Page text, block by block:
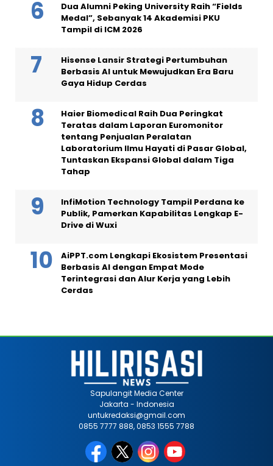
Dua Alumni Peking University Raih “Fields
Medal”, Sebanyak 14 Akademisi PKU
Tampil di ICM 2026
Hisense Lansir Strategi Pertumbuhan
Berbasis AI untuk Mewujudkan Era Baru
Gaya Hidup Cerdas
Haier Biomedical Raih Dua Peringkat
Teratas dalam Laporan Euromonitor
tentang Penjualan Peralatan
Laboratorium Ilmu Hayati di Pasar Global,
Tuntaskan Ekspansi Global dalam Tiga
Tahap
InfiMotion Technology Tampil Perdana ke
Publik, Pamerkan Kapabilitas Lengkap E-
Drive di Wuxi
AiPPT.com Lengkapi Ekosistem Presentasi
Berbasis AI dengan Empat Mode
Terintegrasi dan Alur Kerja yang Lebih
Cerdas
Sapulangit Media Center
Jakarta - Indonesia
untukredaksi@gmail.com
0855 7777 888, 0853 1555 7788